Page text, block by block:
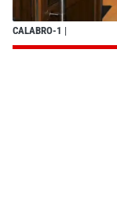
CALABRO-1 |